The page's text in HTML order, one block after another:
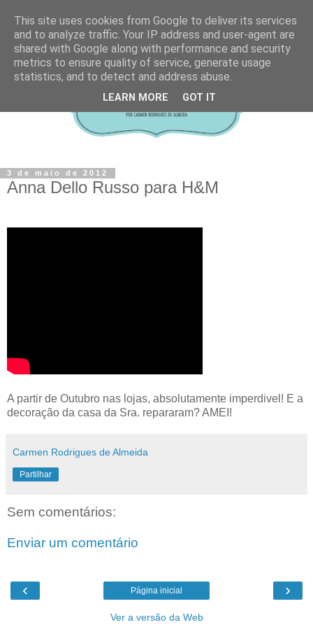
3 de maio de 2012
Anna Dello Russo para H&M
A partir de Outubro nas lojas, absolutamente imperdivel! E a
decoração da casa da Sra. repararam? AMEI!
Carmen Rodrigues de Almeida
Partilhar
Sem comentários:
Enviar um comentário
‹ ›
Página inicial
Ver a versão da Web
This site uses cookies from Google to deliver its services
and to analyze traffic. Your IP address and user-agent are
shared with Google along with performance and security
metrics to ensure quality of service, generate usage
statistics, and to detect and address abuse.
LEARN MORE GOT IT